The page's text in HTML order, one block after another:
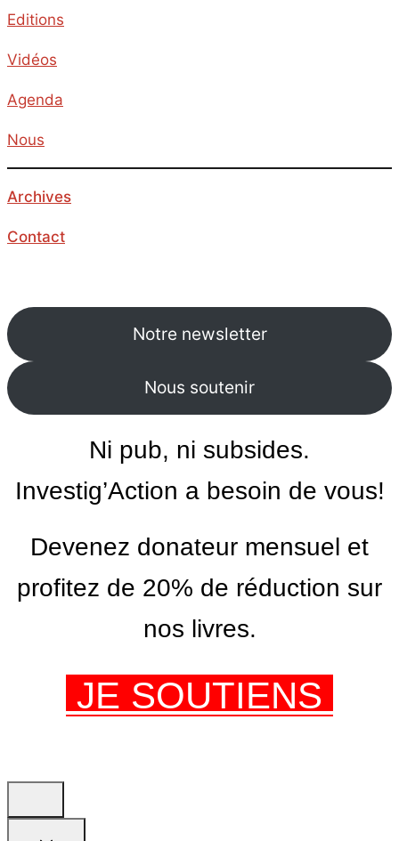
Editions
Vidéos
Agenda
Nous
Archives
Contact
Notre newsletter
Nous soutenir
Ni pub, ni subsides.
Investig’Action a besoin de vous!
Devenez donateur mensuel et
profitez de 20% de réduction sur
nos livres.
JE SOUTIENS